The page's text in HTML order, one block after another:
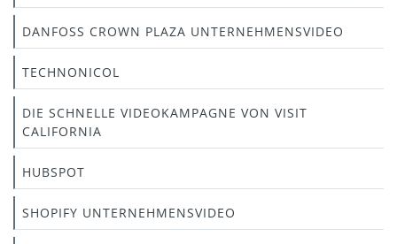
DANFOSS CROWN PLAZA UNTERNEHMENSVIDEO
TECHNONICOL
DIE SCHNELLE VIDEOKAMPAGNE VON VISIT
CALIFORNIA
HUBSPOT
SHOPIFY UNTERNEHMENSVIDEO